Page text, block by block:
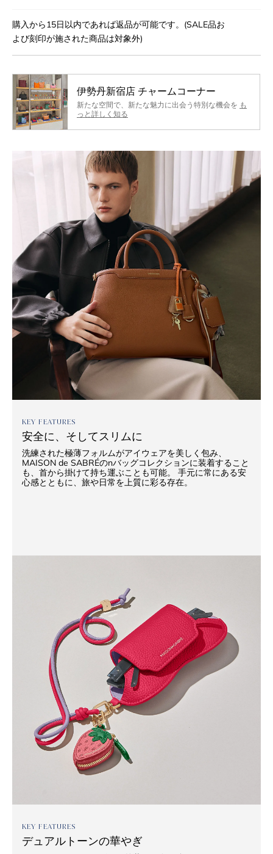
購入から15日以内であれば返品が可能です。(SALE品お
よび刻印が施された商品は対象外)
伊勢丹新宿店 チャームコーナー
新たな空間で、新たな魅力に出会う特別な機会を も
っと詳しく知る
KEY FEATURES
安全に、そしてスリムに
洗練された極薄フォルムがアイウェアを美しく包み、
MAISON de SABRÉのnバッグコレクションに装着すること
も、首から掛けて持ち運ぶことも可能。 手元に常にある安
心感とともに、旅や日常を上質に彩る存在。
KEY FEATURES
デュアルトーンの華やぎ